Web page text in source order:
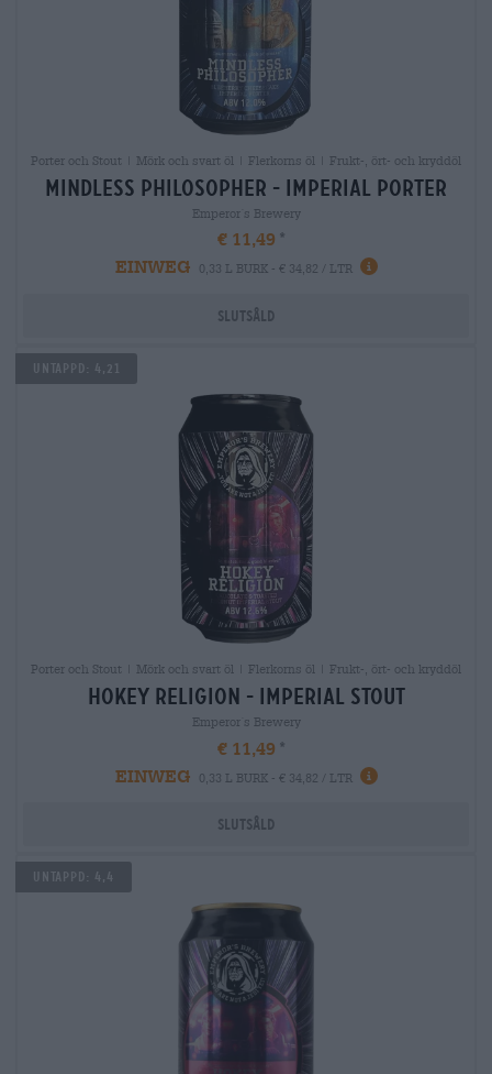
Porter och Stout | Mörk och svart öl | Flerkorns öl | Frukt-, ört- och kryddöl
mindless philosopher - imperial porter
Emperor´s Brewery
€ 11,49
EINWEG
0,33 L BURK - € 34,82 / LTR
Slutsåld
Untappd: 4,21
Porter och Stout | Mörk och svart öl | Flerkorns öl | Frukt-, ört- och kryddöl
hokey religion - imperial stout
Emperor´s Brewery
€ 11,49
EINWEG
0,33 L BURK - € 34,82 / LTR
Slutsåld
Untappd: 4,4